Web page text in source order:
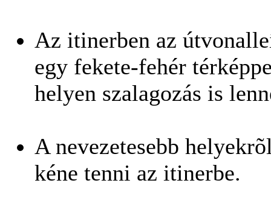
Az itinerben az
egy fekete-fehér
helyen szalagozás is
A nevezetesebb
kéne tenni az itinerbe.